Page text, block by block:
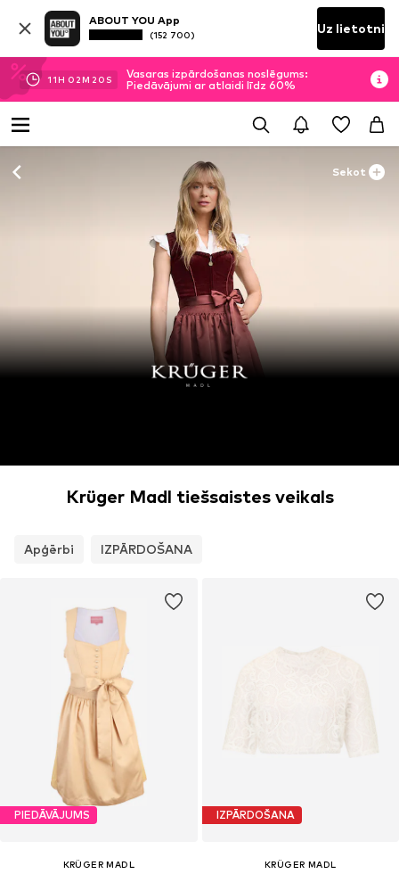
ABOUT YOU App
(152 700) Uz lietotni
11H 02M 20 S
Vasaras izpārdošanas noslēgums:
Piedāvājumi ar atlaidi līdz 60%
Sekot
Krüger Madl tiešsaistes veikals
Apģērbi IZPĀRDOŠANA
PIEDĀVĀJUMS
KRÜGER MADL
IZPĀRDOŠANA
KRÜGER MADL